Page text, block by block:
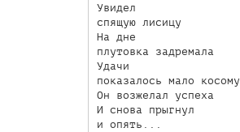
Увидел
спящую лисицу
На дне
плутовка задремала
Удачи
показалось мало косому
Он возжелал успеха
И снова прыгнул
и опять...